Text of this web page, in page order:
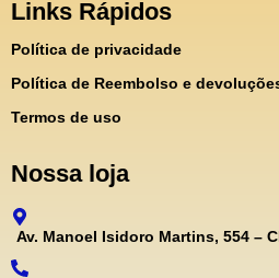
Links Rápidos
Política de privacidade
Política de Reembolso e
Termos de uso
Nossa loja
Av. Manoel Isidoro Martins, 554 –